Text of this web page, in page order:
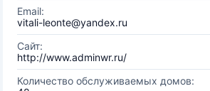
Email:
vitali-leonte@yandex.ru
Сайт:
http://www.adminwr.ru/
Количество обслуживаемых домов: